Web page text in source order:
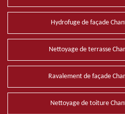
Hydrofuge de façade
Nettoyage de terrasse
Ravalement de façade
Nettoyage de toiture